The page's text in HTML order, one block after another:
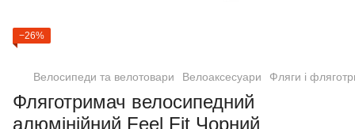
−26%
Велосипеди та велотовари Велоаксесуари Фляги і
Фляготримач велосипедний
алюмінійний Feel Fit Чорний